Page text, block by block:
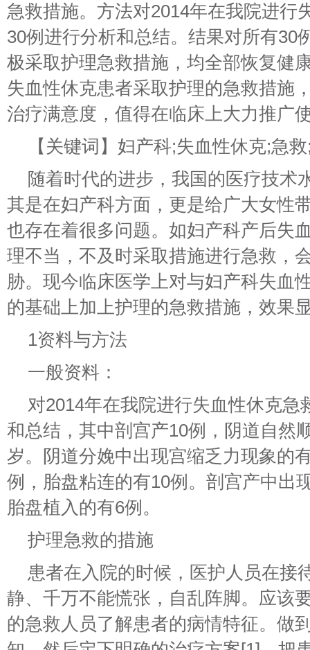
急救措施。方法对2014年在我院进行
30例进行分析和总结。结果对所有30
极采取护理急救措施，均全部恢复健
失血性休克患者采取护理的急救措施
治疗满意度，值得在临床上大力推广
【关键词】妇产科;失血性休克;急
随着时代的进步，我国的医疗技术
其是在妇产科方面，更是给广大女性
也存在着很多问题。如妇产科产后失
理不当，不及时采取措施进行急救，
胁。现今临床医学上对与妇产科失血
的基础上加上护理的急救措施，效果
1资料与方法
一般资料：
对2014年在我院进行失血性休克急
和总结，其中剖宫产10例，阴道自然
岁。阴道分娩中出现宫缩乏力现象的
例，胎盘粘连的有10例。剖宫产中出
胎盘植入的有6例。
护理急救的措施
患者在入院的时候，医护人员在接
静、千万不能慌张，自乱阵脚。应该
的急救人员了解患者的病情特征。做